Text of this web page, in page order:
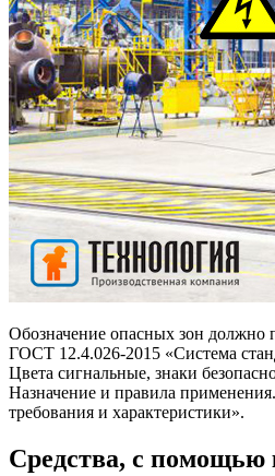
Обозначение опасных зон должно
ГОСТ 12.4.026-2015 «Система
Цвета сигнальные, знаки
Назначение и правила
требования и характеристики».
Средства, с помощью